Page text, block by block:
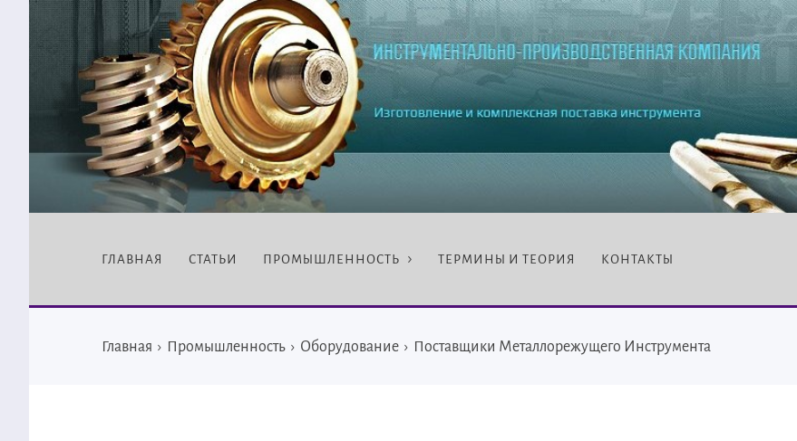
ГЛАВНАЯ СТАТЬИ ПРОМЫШЛЕННОСТЬ ТЕРМИНЫ И ТЕОРИЯ КОНТАКТЫ
Главная › Промышленность › Оборудование › Поставщики Металлорежущего Инструмента